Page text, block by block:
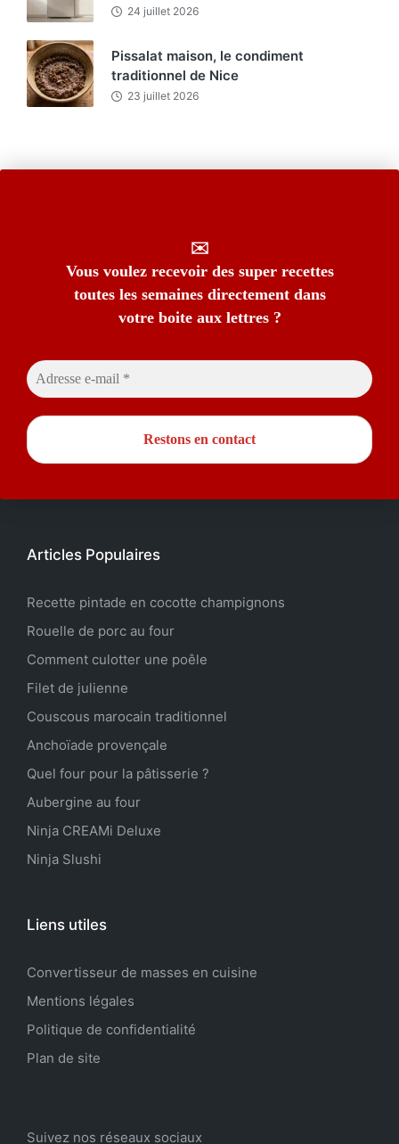
24 juillet 2026
Pissalat maison, le condiment
traditionnel de Nice
23 juillet 2026
✉️
Vous voulez recevoir des super recettes
toutes les semaines directement dans
votre boite aux lettres ?
Articles Populaires
Recette pintade en cocotte champignons
Rouelle de porc au four
Comment culotter une poêle
Filet de julienne
Couscous marocain traditionnel
Anchoïade provençale
Quel four pour la pâtisserie ?
Aubergine au four
Ninja CREAMi Deluxe
Ninja Slushi
Liens utiles
Convertisseur de masses en cuisine
Mentions légales
Politique de confidentialité
Plan de site
Suivez nos réseaux sociaux